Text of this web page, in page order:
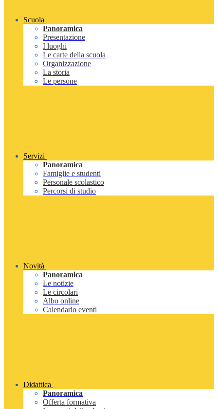
Scuola
Panoramica
Presentazione
I luoghi
Le carte della scuola
Organizzazione
La storia
Le persone
Servizi
Panoramica
Famiglie e studenti
Personale scolastico
Percorsi di studio
Novità
Panoramica
Le notizie
Le circolari
Albo online
Calendario eventi
Didattica
Panoramica
Offerta formativa